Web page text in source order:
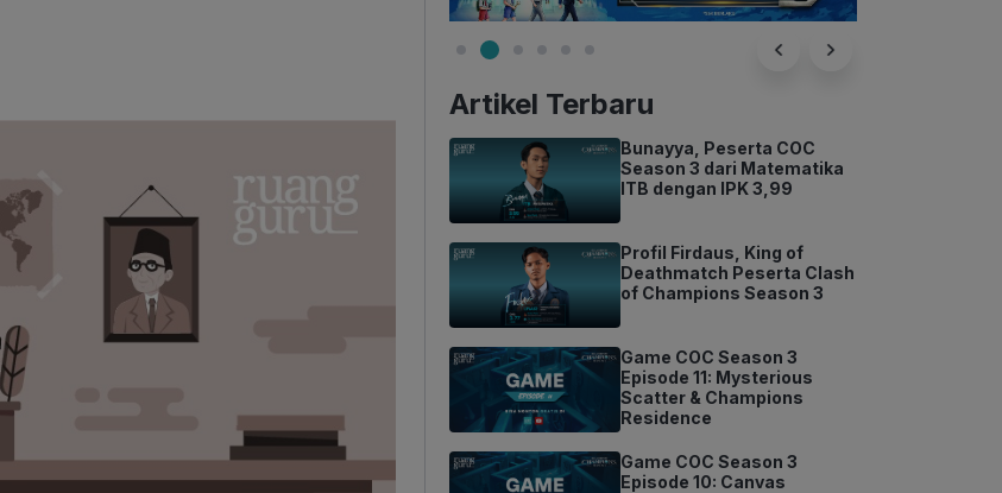
Artikel Terbaru
Bunayya, Peserta COC
Season 3 dari Matematika
ITB dengan IPK 3,99
Profil Firdaus, King of
Deathmatch Peserta Clash
of Champions Season 3
Game COC Season 3
Episode 11: Mysterious
Scatter & Champions
Residence
Game COC Season 3
Episode 10: Canvas